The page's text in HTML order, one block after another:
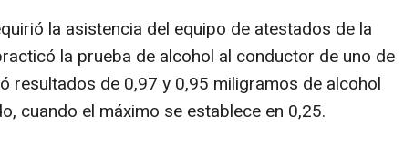
la asistencia del equipo de atestados de la
la prueba de alcohol al conductor de uno de
resultados de 0,97 y 0,95 miligramos de alcohol
cuando el máximo se establece en 0,25.